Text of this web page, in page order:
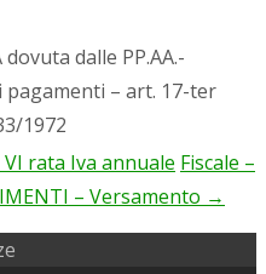
dovuta dalle PP.AA.-
pagamenti – art. 17-ter
1972
VI rata Iva annuale Fiscale –
– Versamento →